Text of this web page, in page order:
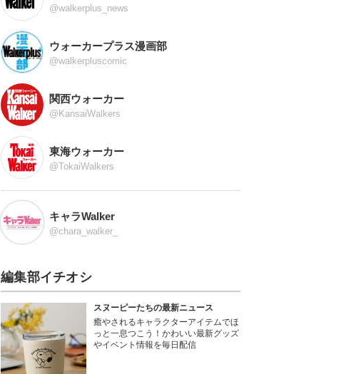
@walkerplus_news
ウォーカープラス漫画部
@walkerpluscomic
関西ウォーカー
@KansaiWalkers
東海ウォーカー
@TokaiWalkers
キャラWalker
@chara_walker_
編集部イチオシ
スヌーピーたちの最新ニュース
癒やされるキャラクターアイテムでほ
っと一息つこう！かわいい最新グッズ
やイベント情報を毎日配信